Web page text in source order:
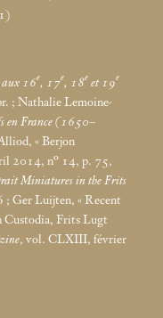
aux 16e, 17e, 18e et 19e
; Nathalie Lemoine-
en France (1650–
«Berjon
2014, n° 14, p. 75,
Miniatures in the Frits
; Ger Luijten, «Recent
Custodia, Frits Lugt
, vol. CLXIII, février